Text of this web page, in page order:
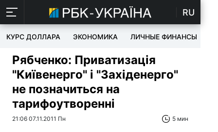
RU
КУРС ДОЛЛАРА ЭКОНОМИКА ЛИЧНЫЕ ФИНАНСЫ
Рябченко: Приватизація
"Київенерго" і "Західенерго"
не позначиться на
тарифоутворенні
21:06 07.11.2011 Пн 5 мин